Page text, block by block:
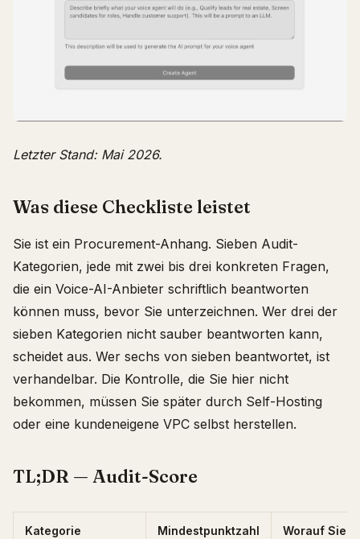
Letzter Stand: Mai 2026.
Was diese Checkliste leistet
Sie ist ein Procurement-Anhang. Sieben Audit-
Kategorien, jede mit zwei bis drei konkreten Fragen,
die ein Voice-AI-Anbieter schriftlich beantworten
können muss, bevor Sie unterzeichnen. Wer drei der
sieben Kategorien nicht sauber beantworten kann,
scheidet aus. Wer sechs von sieben beantwortet, ist
verhandelbar. Die Kontrolle, die Sie hier nicht
bekommen, müssen Sie später durch Self-Hosting
oder eine kundeneigene VPC selbst herstellen.
TL;DR — Audit-Score
Kategorie Mindestpunktzahl
Worauf Sie